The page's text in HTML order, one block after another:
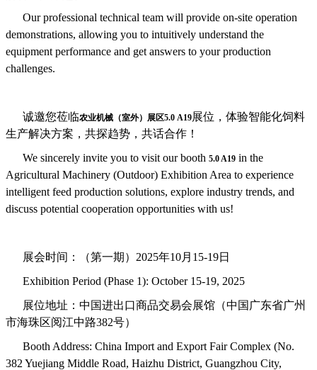
Our professional technical team will provide on-site operation
demonstrations, allowing you to intuitively understand the
equipment performance and get answers to your production
challenges.
诚邀您莅临农业机械（室外）展区5.0 A19展位，体验智能化饲料
生产解决方案，共探趋势，共话合作！
We sincerely invite you to visit our booth 5.0 A19 in the
Agricultural Machinery (Outdoor) Exhibition Area to experience
intelligent feed production solutions, explore industry trends, and
discuss potential cooperation opportunities with us!
展会时间：（第一期）2025年10月15-19日
Exhibition Period (Phase 1): October 15-19, 2025
展位地址：中国进出口商品交易会展馆（中国广东省广州
市海珠区阅江中路382号）
Booth Address: China Import and Export Fair Complex (No.
382 Yuejiang Middle Road, Haizhu District, Guangzhou City,